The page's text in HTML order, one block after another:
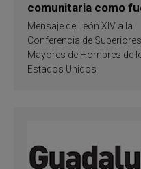
comunitaria como
de inspiración y
santificación
Mensaje de León XIV a la
Conferencia de Superiores
Mayores de Hombres de
Estados Unidos